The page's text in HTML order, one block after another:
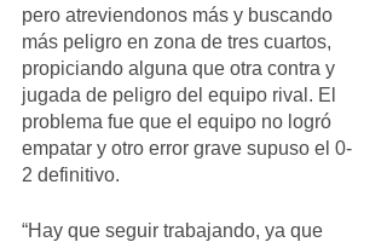
pero atreviendonos más y buscando
más peligro en zona de tres cuartos,
propiciando alguna que otra contra y
jugada de peligro del equipo rival. El
problema fue que el equipo no logró
empatar y otro error grave supuso el 0-
2 definitivo.
“Hay que seguir trabajando, ya que